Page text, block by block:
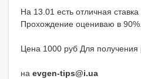
На 13.01 есть отличная
Прохождение оцениваю в 90%.
Цена 1000 руб Для получения
на evgen-tips@i.ua